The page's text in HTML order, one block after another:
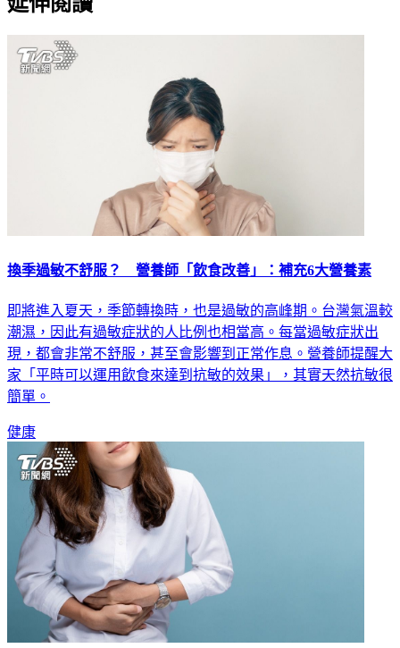
換季過敏不舒服？ 營養師「飲食改善」：補充6大營養素
即將進入夏天，季節轉換時，也是過敏的高峰期。台灣氣溫較
潮濕，因此有過敏症狀的人比例也相當高。每當過敏症狀出
現，都會非常不舒服，甚至會影響到正常作息。營養師提醒大
家「平時可以運用飲食來達到抗敏的效果」，其實天然抗敏很
簡單。
健康